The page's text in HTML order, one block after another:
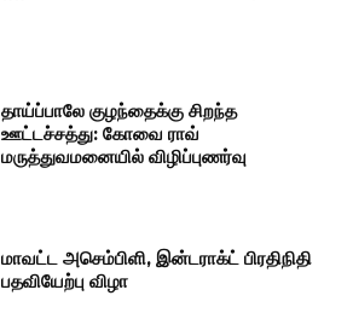
தாய்ப்பாலே குழந்தைக்கு சிறந்த
ஊட்டச்சத்து: கோவை ராவ்
மருத்துவமனையில் விழிப்புணர்வு
மாவட்ட அசெம்பிளி, இன்டராக்ட் பிரதிநிதி
பதவியேற்பு விழா